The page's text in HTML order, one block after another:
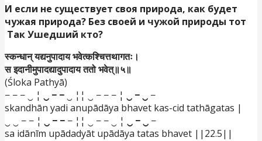
И если не существует своя природа, как будет
чужая природа? Без своей и чужой природы тот
Так Ушедший кто?
स्कन्धान् यद्यनुपादाय भवेत्कश्चित्तथागतः।
स इदानीमुपादद्यादुपादाय ततो भवेत्॥५॥
(Śloka Pathyā)
− − − ‿ ¦ ‿ − − ‿ ¦¦ ‿ − − − ¦ ‿ − ‿ −
skandhān yadi anupādāya bhavet kas-cid tathāgatas |
‿ ‿ − − ¦ ‿ − − − ¦¦ ‿ − − ‿ ¦ ‿ − ‿ −
sa idānīm upādadyāt upādāya tatas bhavet ||22.5||